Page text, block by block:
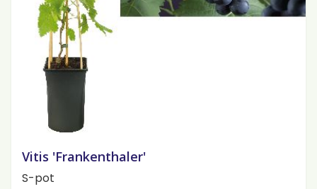
Vitis 'Frankenthaler'
S-pot